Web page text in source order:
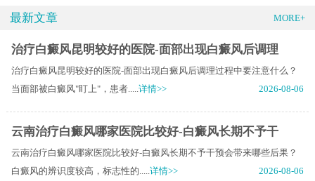
最新文章 MORE+
治疗白癜风昆明较好的医院-面部出现白癜风后调理
治疗白癜风昆明较好的医院-面部出现白癜风后调理过程中要注意什么？
当面部被白癜风"盯上"，患者.....详情>> 2026-08-06
云南治疗白癜风哪家医院比较好-白癜风长期不予干
云南治疗白癜风哪家医院比较好-白癜风长期不予干预会带来哪些后果？
白癜风的辨识度较高，标志性的.....详情>> 2026-08-06